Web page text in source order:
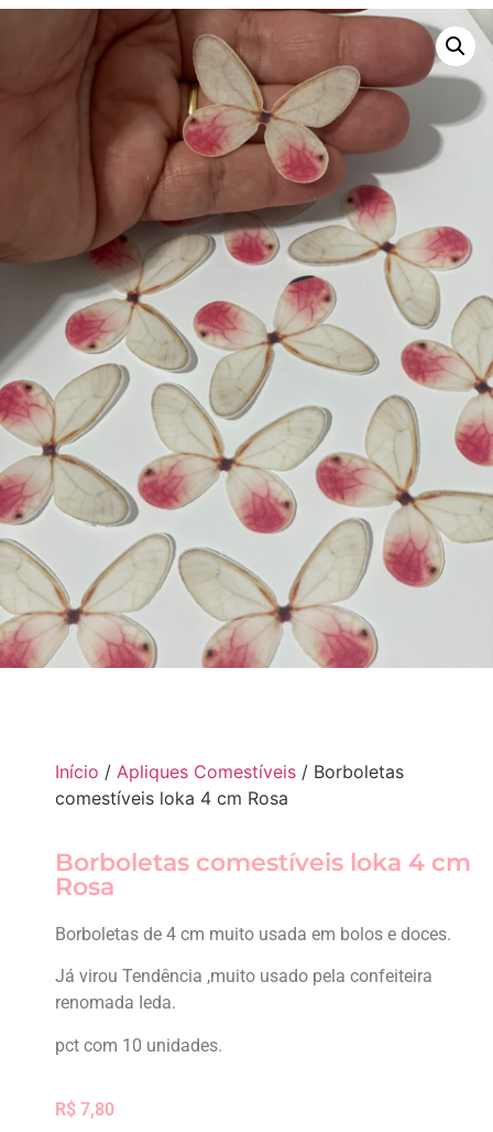
Início / Apliques Comestíveis / Borboletas
comestíveis loka 4 cm Rosa
Borboletas comestíveis loka 4 cm
Rosa
Borboletas de 4 cm muito usada em bolos e doces.
Já virou Tendência ,muito usado pela confeiteira
renomada Ieda.
pct com 10 unidades.
R$ 7,80